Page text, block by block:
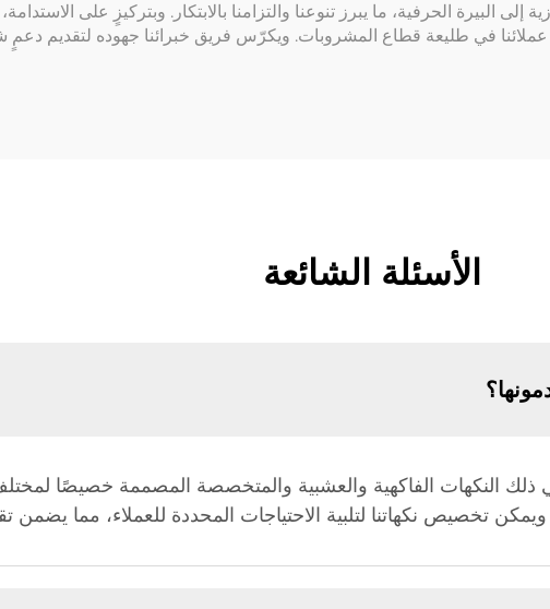
البيرة الحرفية، ما يبرز تنوعنا والتزامنا بالابتكار. وبتركيزٍ على
في طليعة قطاع المشروبات. ويكرّس فريق خبرائنا جهوده لتقديم دعمٍ
الأسئلة الشائعة
النكهات الفاكهية والعشبية والمتخصصة المصممة خصيصًا
تخصيص نكهاتنا لتلبية الاحتياجات المحددة للعملاء، مما يضمن